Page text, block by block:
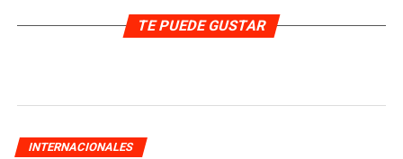
TE PUEDE GUSTAR
INTERNACIONALES